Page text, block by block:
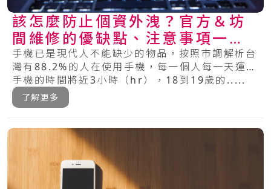
該怎麼防止個資外洩？官方＆坊
間維修的優缺點、注意事項一次
看懂！
手機已是現代人不能缺少的物品，按照市調解析台
灣有88.2%的人在使用手機，每一個人每一天運用
手機的時間將近3小時（hr），18到19歲的.....
了解更多